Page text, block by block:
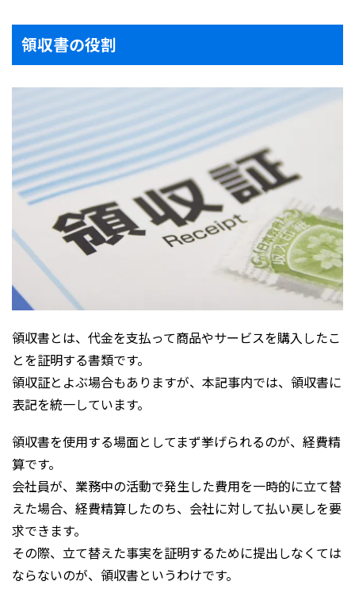
領収書の役割
領収書とは、代金を支払って商品やサービスを購入したこ
とを証明する書類です。
領収証とよぶ場合もありますが、本記事内では、領収書に
表記を統一しています。
領収書を使用する場面としてまず挙げられるのが、経費精
算です。
会社員が、業務中の活動で発生した費用を一時的に立て替
えた場合、経費精算したのち、会社に対して払い戻しを要
求できます。
その際、立て替えた事実を証明するために提出しなくては
ならないのが、領収書というわけです。